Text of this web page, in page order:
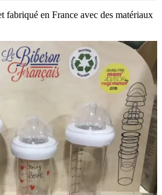
fabriqué en France avec des matériaux